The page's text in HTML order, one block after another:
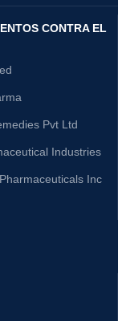
CONTRA EL
Pvt Ltd
Industries
Inc